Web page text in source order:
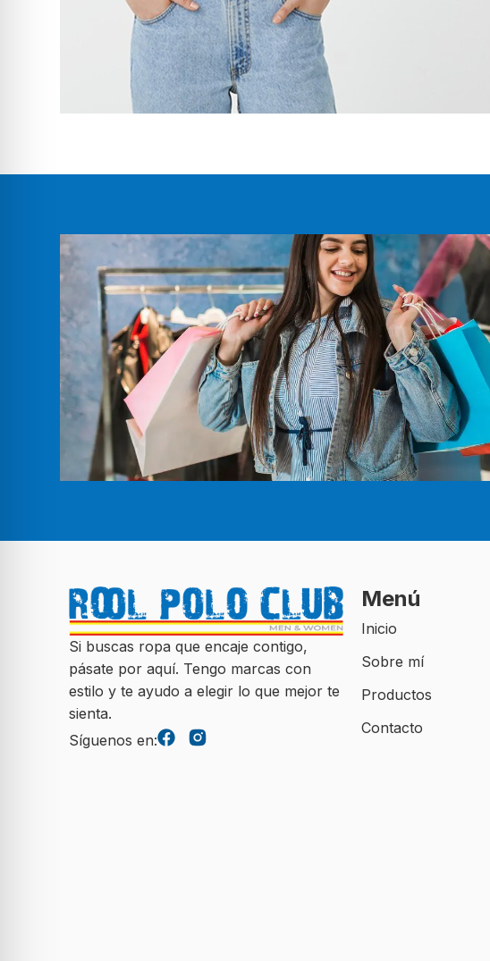
Si buscas ropa que encaje contigo,
pásate por aquí. Tengo marcas con
estilo y te ayudo a elegir lo que mejor te
sienta.
Síguenos en:
Menú
Inicio
Sobre mí
Productos
Contacto